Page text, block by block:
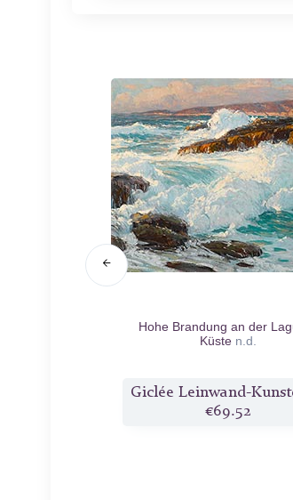
Hohe Brandung an der
Küste n.d.
Giclée Leinwand-
€69.52